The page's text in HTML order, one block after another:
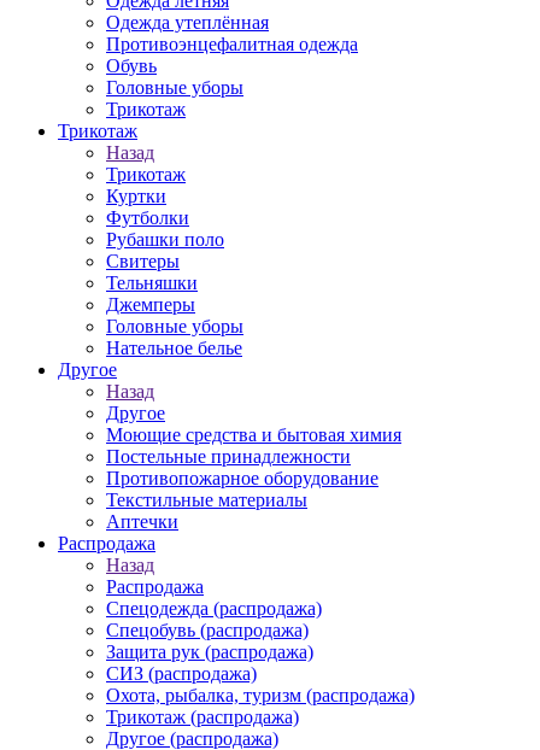
Одежда утеплённая
Противоэнцефалитная одежда
Обувь
Головные уборы
Трикотаж
Трикотаж
Назад
Трикотаж
Куртки
Футболки
Рубашки поло
Свитеры
Тельняшки
Джемперы
Головные уборы
Нательное белье
Другое
Назад
Другое
Моющие средства и бытовая химия
Постельные принадлежности
Противопожарное оборудование
Текстильные материалы
Аптечки
Распродажа
Назад
Распродажа
Спецодежда (распродажа)
Спецобувь (распродажа)
Защита рук (распродажа)
СИЗ (распродажа)
Охота, рыбалка, туризм (распродажа)
Трикотаж (распродажа)
Другое (распродажа)